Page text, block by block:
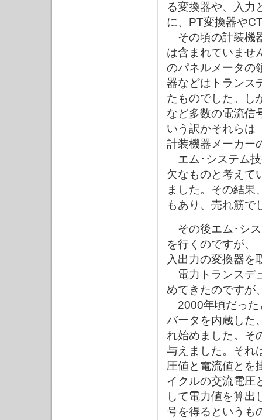
る変換器や、入力
に、PT変換器や
その頃の計装機
は含まれていませ
のパネルメータの
器などはトランス
たものでした。し
など多数の電流信
いう訳かそれらは
計装機器メーカー
エム･システム技
欠なものと考えて
ました。その結果
もあり、売れ筋で
その後エム･シス
を行くのですが、
入出力の変換器を
電力トランスデ
めてきたのですが
2000年頃だった
バータを内蔵した
れ始めました。そ
与えました。それ
圧値と電流値とを
イクルの交流電圧
して電力値を算出
号を得るというも